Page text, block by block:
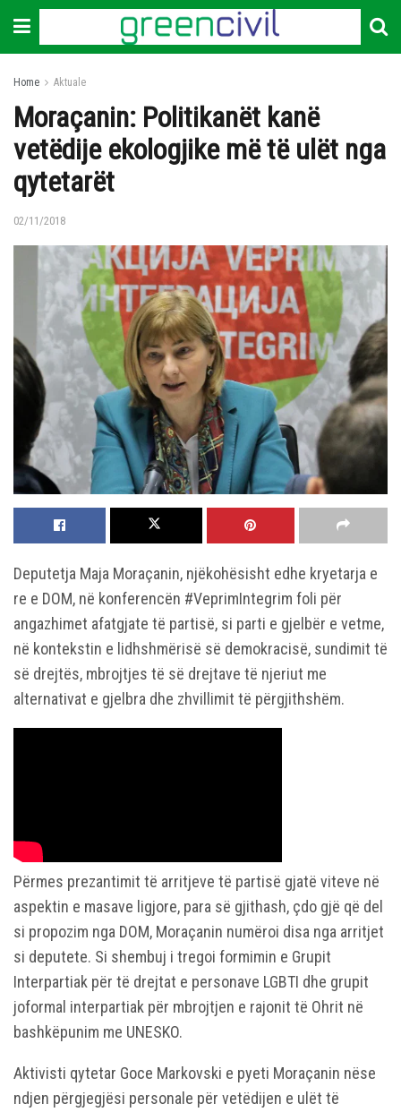
Home Aktuale
Moraçanin: Politikanët kanë
vetëdije ekologjike më të ulët nga
qytetarët
02/11/2018
Deputetja Maja Moraçanin, njëkohësisht edhe kryetarja e
re e DOM, në konferencën #VeprimIntegrim foli për
angazhimet afatgjate të partisë, si parti e gjelbër e vetme,
në kontekstin e lidhshmërisë së demokracisë, sundimit të
së drejtës, mbrojtjes të së drejtave të njeriut me
alternativat e gjelbra dhe zhvillimit të përgjithshëm.
Përmes prezantimit të arritjeve të partisë gjatë viteve në
aspektin e masave ligjore, para së gjithash, çdo gjë që del
si propozim nga DOM, Moraçanin numëroi disa nga arritjet
si deputete. Si shembuj i tregoi formimin e Grupit
Interpartiak për të drejtat e personave LGBTI dhe grupit
joformal interpartiak për mbrojtjen e rajonit të Ohrit në
bashkëpunim me UNESKO.
Aktivisti qytetar Goce Markovski e pyeti Moraçanin nëse
ndjen përgjegjësi personale për vetëdijen e ulët të